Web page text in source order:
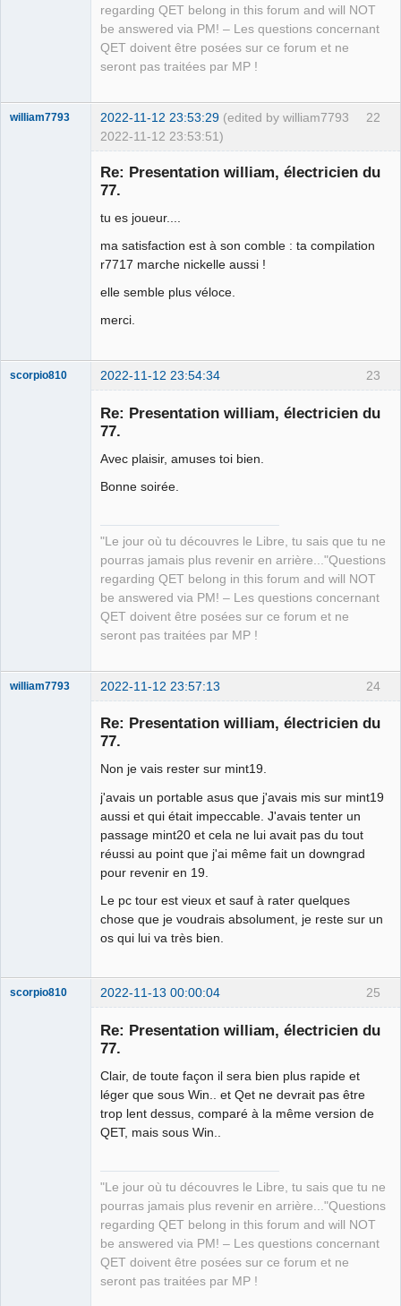
regarding QET belong in this forum and will NOT
be answered via PM! – Les questions concernant
QET doivent être posées sur ce forum et ne
seront pas traitées par MP !
22
william7793 2022-11-12 23:53:29 (edited by william7793
2022-11-12 23:53:51)
Re: Presentation william, électricien du
77.
tu es joueur....
ma satisfaction est à son comble : ta compilation
r7717 marche nickelle aussi !
elle semble plus véloce.
merci.
23
scorpio810 2022-11-12 23:54:34
Re: Presentation william, électricien du
77.
Avec plaisir, amuses toi bien.
Bonne soirée.
"Le jour où tu découvres le Libre, tu sais que tu ne
pourras jamais plus revenir en arrière..."Questions
regarding QET belong in this forum and will NOT
be answered via PM! – Les questions concernant
QET doivent être posées sur ce forum et ne
seront pas traitées par MP !
24
william7793 2022-11-12 23:57:13
Re: Presentation william, électricien du
77.
Non je vais rester sur mint19.
j'avais un portable asus que j'avais mis sur mint19
aussi et qui était impeccable. J'avais tenter un
passage mint20 et cela ne lui avait pas du tout
réussi au point que j'ai même fait un downgrad
pour revenir en 19.
Le pc tour est vieux et sauf à rater quelques
chose que je voudrais absolument, je reste sur un
os qui lui va très bien.
25
scorpio810 2022-11-13 00:00:04
Re: Presentation william, électricien du
77.
Clair, de toute façon il sera bien plus rapide et
léger que sous Win.. et Qet ne devrait pas être
trop lent dessus, comparé à la même version de
QET, mais sous Win..
"Le jour où tu découvres le Libre, tu sais que tu ne
pourras jamais plus revenir en arrière..."Questions
regarding QET belong in this forum and will NOT
be answered via PM! – Les questions concernant
QET doivent être posées sur ce forum et ne
seront pas traitées par MP !